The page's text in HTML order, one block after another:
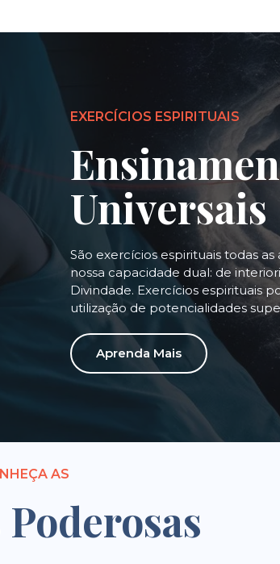
EXERCÍCIOS ESPIRITUAIS
Universais
São exercícios espirituais todas
nossa capacidade dual: de
Divindade. Exercícios espirituais
utilização de potencialidades
Aprenda Mais
AS